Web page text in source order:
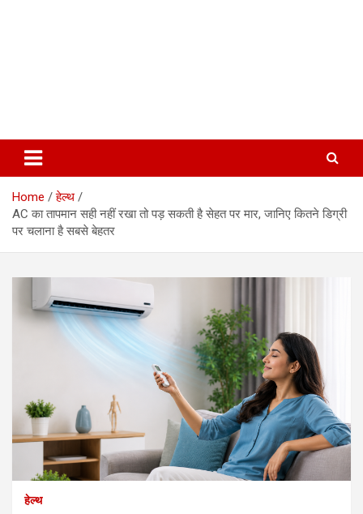
Home
हेल्थ
AC का तापमान सही नहीं रखा तो पड़ सकती है सेहत पर मार, जानिए कितने डिग्री
पर चलाना है सबसे बेहतर
हेल्थ